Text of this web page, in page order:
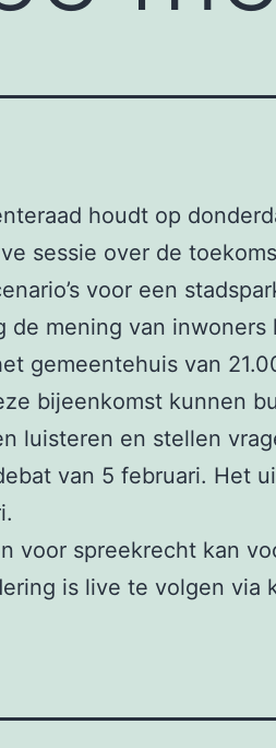
houdt op
sessie over de
voor een
de mening van
gemeentehuis van
bijeenkomst kunnen
luisteren en stellen
van 5 februari. Het
voor spreekrecht kan
is live te volgen via